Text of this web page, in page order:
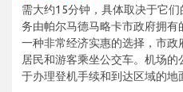
需大约15分钟，具体取决于它
务由帕尔马德马略卡市政府拥
一种非常经济实惠的选择，市
居民和游客乘坐公交车。机场
于办理登机手续和到达区域的地